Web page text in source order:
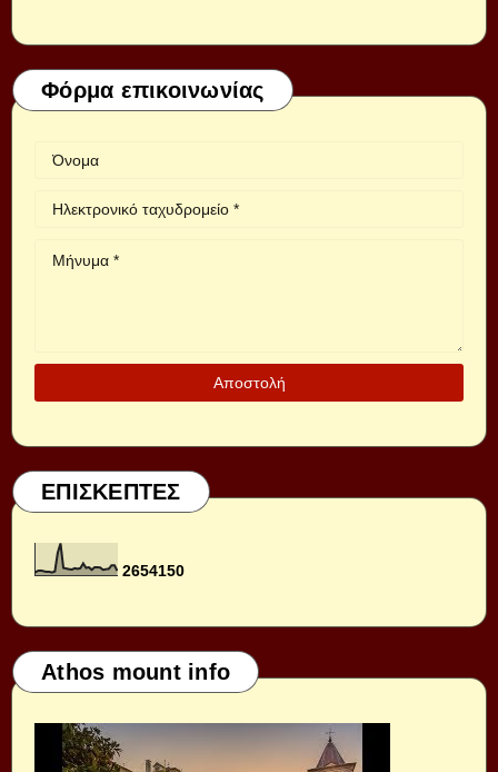
Φόρμα επικοινωνίας
ΕΠΙΣΚΕΠΤΕΣ
2654150
Athos mount info